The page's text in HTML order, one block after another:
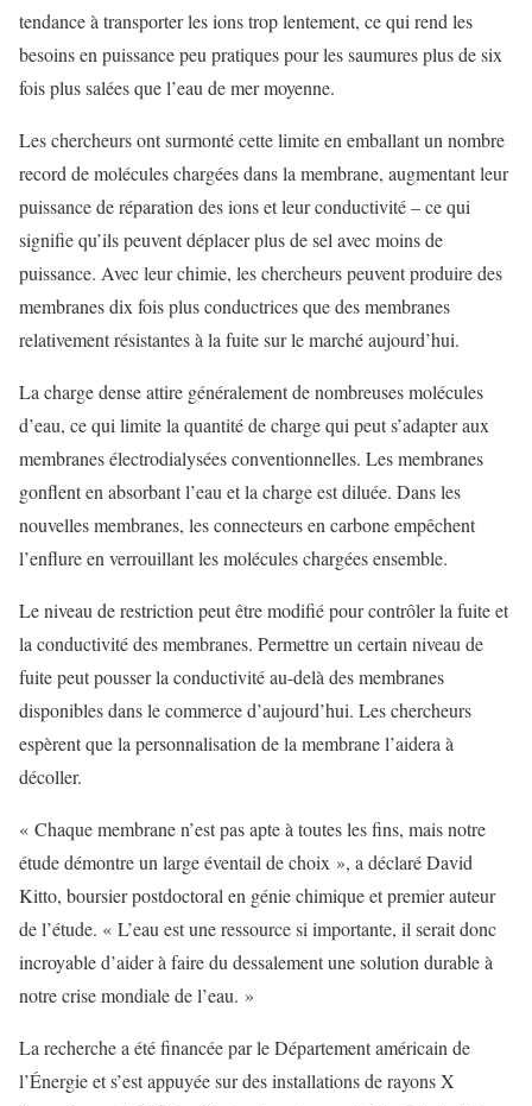
tendance à transporter les ions trop lentement, ce qui rend les
besoins en puissance peu pratiques pour les saumures plus de six
fois plus salées que l’eau de mer moyenne.
Les chercheurs ont surmonté cette limite en emballant un nombre
record de molécules chargées dans la membrane, augmentant leur
puissance de réparation des ions et leur conductivité – ce qui
signifie qu’ils peuvent déplacer plus de sel avec moins de
puissance. Avec leur chimie, les chercheurs peuvent produire des
membranes dix fois plus conductrices que des membranes
relativement résistantes à la fuite sur le marché aujourd’hui.
La charge dense attire généralement de nombreuses molécules
d’eau, ce qui limite la quantité de charge qui peut s’adapter aux
membranes électrodialysées conventionnelles. Les membranes
gonflent en absorbant l’eau et la charge est diluée. Dans les
nouvelles membranes, les connecteurs en carbone empêchent
l’enflure en verrouillant les molécules chargées ensemble.
Le niveau de restriction peut être modifié pour contrôler la fuite et
la conductivité des membranes. Permettre un certain niveau de
fuite peut pousser la conductivité au-delà des membranes
disponibles dans le commerce d’aujourd’hui. Les chercheurs
espèrent que la personnalisation de la membrane l’aidera à
décoller.
« Chaque membrane n’est pas apte à toutes les fins, mais notre
étude démontre un large éventail de choix », a déclaré David
Kitto, boursier postdoctoral en génie chimique et premier auteur
de l’étude. « L’eau est une ressource si importante, il serait donc
incroyable d’aider à faire du dessalement une solution durable à
notre crise mondiale de l’eau. »
La recherche a été financée par le Département américain de
l’Énergie et s’est appuyée sur des installations de rayons X